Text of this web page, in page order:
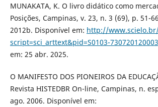
MUNAKATA, K. O livro didático como
Posições, Campinas, v. 23, n. 3 (69), p. 51-
2012b. Disponível em: http://
script=sci_arttext&pid=S0103-
em: 25 abr. 2025.
O MANIFESTO DOS PIONEIROS DA
Revista HISTEDBR On-line, Campinas, n.
ago. 2006. Disponível em: